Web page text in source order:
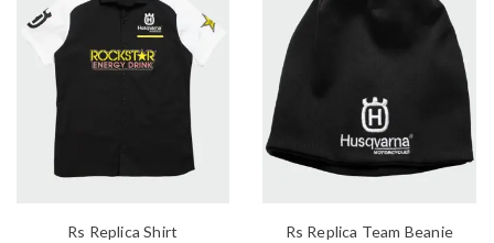
Rs Replica Shirt Rs Replica Team Beanie